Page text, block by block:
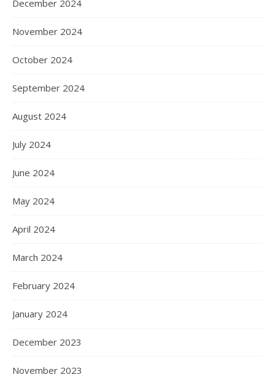
December 2024
November 2024
October 2024
September 2024
August 2024
July 2024
June 2024
May 2024
April 2024
March 2024
February 2024
January 2024
December 2023
November 2023